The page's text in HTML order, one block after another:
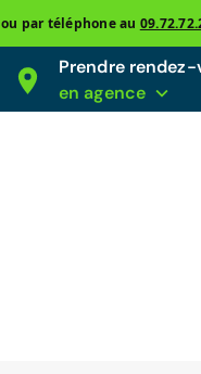
ou par téléphone au
Prendre
en agence